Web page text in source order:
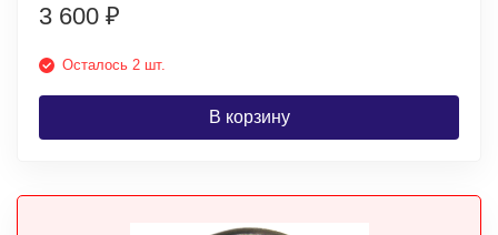
3 600 ₽
Осталось 2 шт.
В корзину